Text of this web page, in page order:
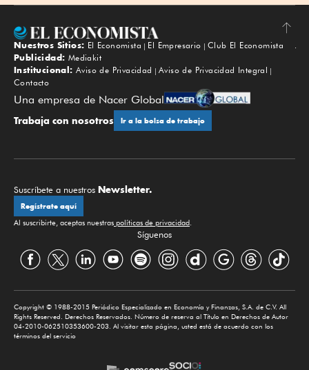
Subir
Nuestros Sitios: El Economista El Empresario
Club El Economista
Publicidad: Mediakit
Institucional: Aviso de Privacidad
Aviso de Privacidad Integral
Contacto
Una empresa de Nacer Global
Trabaja con nosotros Ir a la bolsa de trabajo
Suscríbete a nuestros Newsletter.
Regístrate aquí
Al suscribirte, aceptas nuestras políticas de privacidad.
Síguenos
Copyright © 1988-2015 Periódico Especializado en Economía y Finanzas, S.A. de C.V. All
Rights Reserved. Derechos Reservados. Número de reserva al Título en Derechos de Autor
04-2010-062510353600-203. Al visitar esta página, usted está de acuerdo con los
términos del servicio